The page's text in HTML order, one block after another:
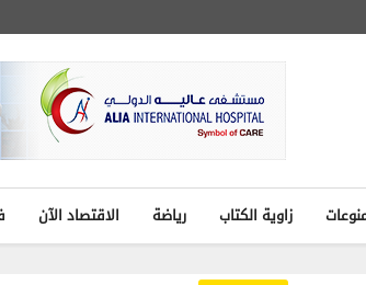
الاقتصاد الآن رياضة زاوية الكتاب